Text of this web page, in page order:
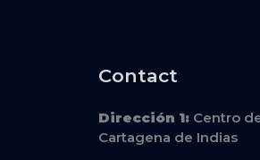
Contact
Dirección 1:Centro
Cartagena de Indias